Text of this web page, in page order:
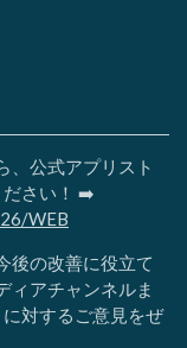
、公式アプリスト
ださい！ ➡️
WEB
後の改善に役立て
ィアチャンネルま
対するご意見をぜ